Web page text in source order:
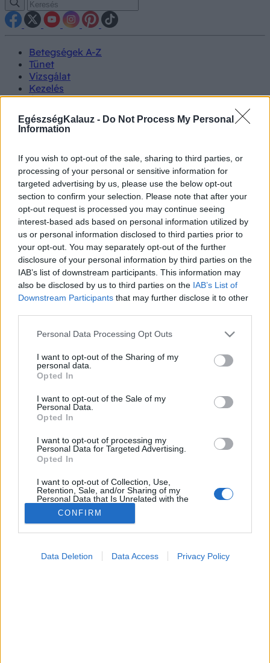
EgészségKalauz - Do Not Process My Personal
Information
If you wish to opt-out of the sale, sharing to third parties, or
processing of your personal or sensitive information for
targeted advertising by us, please use the below opt-out
section to confirm your selection. Please note that after your
opt-out request is processed you may continue seeing
interest-based ads based on personal information utilized by
us or personal information disclosed to third parties prior to
your opt-out. You may separately opt-out of the further
disclosure of your personal information by third parties on the
IAB’s list of downstream participants. This information may
also be disclosed by us to third parties on the IAB’s List of
Downstream Participants that may further disclose it to other
Please note that this website/app uses one or more Google
not limited to your visit or usage behaviour. You may click to
grant or deny consent to Google and its third-party tags to
use your data for below specified purposes in below Google
consent section.
Personal Data Processing Opt Outs
I want to opt-out of the Sharing of my
personal data.
Opted In
I want to opt-out of the Sale of my
Personal Data.
Opted In
I want to opt-out of processing my
Personal Data for Targeted Advertising.
Opted In
I want to opt-out of Collection, Use,
Retention, Sale, and/or Sharing of my
Personal Data that Is Unrelated with the
Purposes for which it was collected.
Opted Out
CONFIRM
Data Deletion Data Access Privacy Policy
Betegségek A-Z
Tünet
Vizsgálat
Kezelés
Életmódváltás
Kutatás
Prevenció
Hírek
Kisállatok egészsége
#allergia#influenza#cukorbetegség
#orvosmeteorológia#vérnyomás#stroke#rákbetegség
#pajzsmirigy#reflux#ekcéma#herpesz
Regisztráció
Infarktus
Infarktus